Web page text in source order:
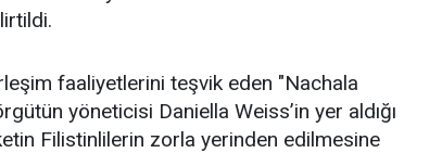
faaliyetlerini teşvik eden "Nachala
yöneticisi Daniella Weiss’in yer aldığı
Filistinlilerin zorla yerinden edilmesine